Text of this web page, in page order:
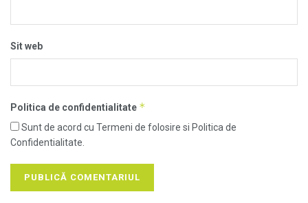
Sit web
Politica de confidentialitate *
Sunt de acord cu Termeni de folosire si Politica de
Confidentialitate.